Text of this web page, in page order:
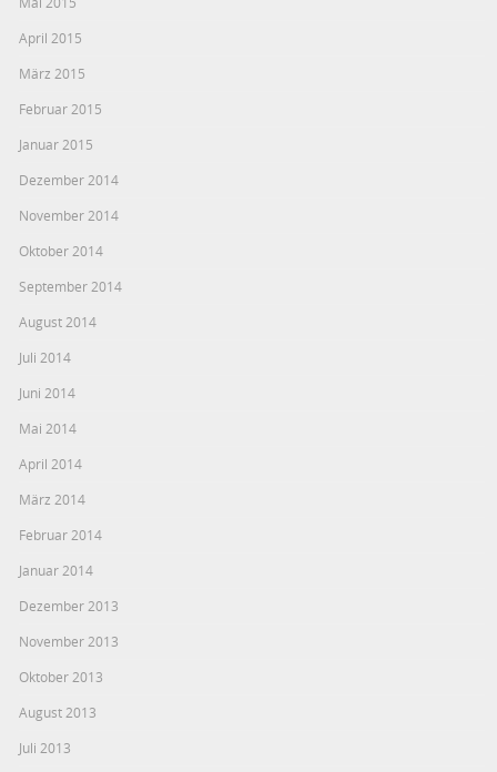
April 2015
März 2015
Februar 2015
Januar 2015
Dezember 2014
November 2014
Oktober 2014
September 2014
August 2014
Juli 2014
Juni 2014
Mai 2014
April 2014
März 2014
Februar 2014
Januar 2014
Dezember 2013
November 2013
Oktober 2013
August 2013
Juli 2013